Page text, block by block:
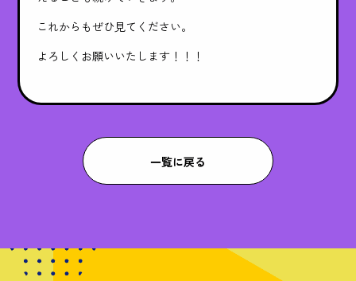
これからもぜひ見てください。
よろしくお願いいたします！！！
一覧に戻る